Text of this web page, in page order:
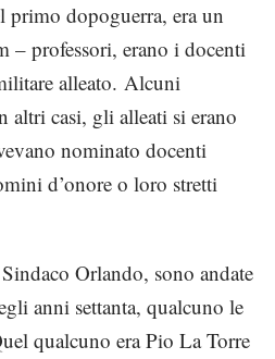
dopoguerra, era un
– professori, erano i docenti
alleato. Alcuni
altri casi, gli alleati si erano
nominato docenti
d’onore o loro stretti
Orlando, sono andate
anni settanta, qualcuno le
qualcuno era Pio La Torre